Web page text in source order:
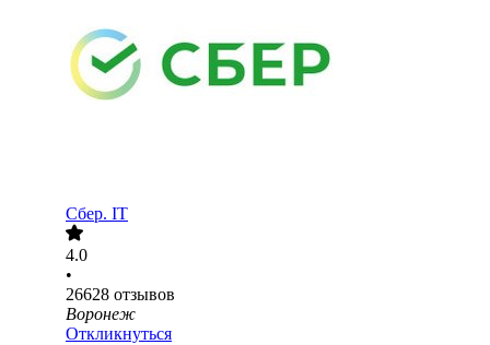
Сбер. IT
4.0
•
26628 отзывов
Воронеж
Откликнуться